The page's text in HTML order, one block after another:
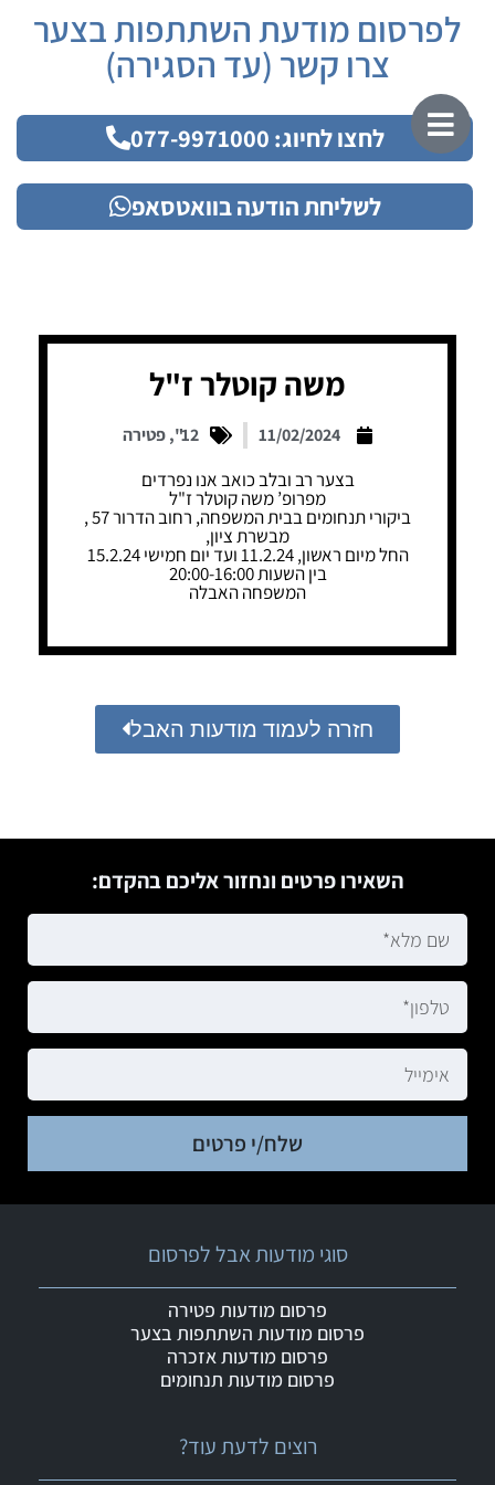
לפרסום מודעת השתתפות בצער
צרו קשר (עד הסגירה)
לחצו לחיוג: 077-9971000
לשליחת הודעה בוואטסאפ
משה קוטלר ז"ל
11/02/2024
12"
,פטירה
בצער רב ובלב כואב אנו נפרדים
מפרופ’ משה קוטלר ז"ל
ביקורי תנחומים בבית המשפחה, רחוב הדרור 57 ,
מבשרת ציון,
החל מיום ראשון, 11.2.24 ועד יום חמישי 15.2.24
בין השעות 20:00-16:00
המשפחה האבלה
חזרה לעמוד מודעות האבל
השאירו פרטים ונחזור אליכם בהקדם:
שלח/י פרטים
רוצים לדעת עוד?
סוגי מודעות אבל לפרסום
פרסום מודעות פטירה
פרסום מודעות השתתפות בצער
פרסום מודעות אזכרה
פרסום מודעות תנחומים